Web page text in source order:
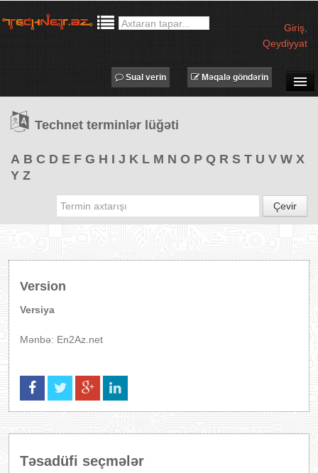
Giriş
Qeydiyyat
TƏDBİRLƏR
PROQRAMLAR
Məqalə göndərin
Sual verin
Technet terminlər lüğəti
A B C D E F G H I J K L M N O P Q R S T U V W X
Y Z
Çevir
Version
Versiya
Mənbə: En2Az.net
Təsadüfi seçmələr